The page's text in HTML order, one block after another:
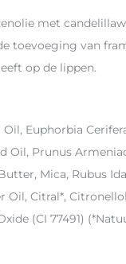
met
toevoeging van
op de lippen.
Euphorbia
Oil, Prunus
Mica, Rubus
Oil, Citral*,
(CI 77491)